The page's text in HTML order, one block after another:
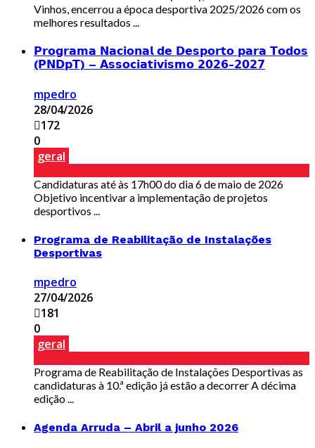
Vinhos, encerrou a época desportiva 2025/2026 com os
melhores resultados ...
𝗣𝗿𝗼𝗴𝗿𝗮𝗺𝗮 𝗡𝗮𝗰𝗶𝗼𝗻𝗮𝗹 𝗱𝗲 𝗗𝗲𝘀𝗽𝗼𝗿𝘁𝗼 𝗽𝗮𝗿𝗮 𝗧𝗼𝗱𝗼𝘀
(𝗣𝗡𝗗𝗽𝗧) – 𝗔𝘀𝘀𝗼𝗰𝗶𝗮𝘁𝗶𝘃𝗶𝘀𝗺𝗼 𝟮𝟬𝟮𝟲-𝟮𝟬𝟮𝟳
mpedro
28/04/2026
172
0
geral
Candidaturas até às 17h00 do dia 6 de maio de 2026
Objetivo incentivar a implementação de projetos
desportivos ...
Programa de Reabilitação de Instalações
Desportivas
mpedro
27/04/2026
181
0
geral
Programa de Reabilitação de Instalações Desportivas as
candidaturas à 10.ª edição já estão a decorrer A décima
edição ...
Agenda Arruda – Abril a junho 2026